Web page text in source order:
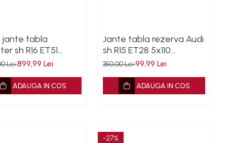
jante tabla
sh R16 ET51
A0014013502 cu
Lei899,99 Lei
ADAUGA IN COS
Jante tabla rezerva Audi
sh R15 ET28 5x110
5JX15H2 KBA 43737 cu
350,00 Lei99,99 Lei
ADAUGA IN COS
-27%